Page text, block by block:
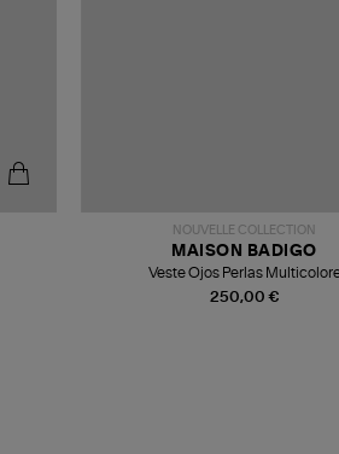
NOUVELLE COLLECTION
250,00 €
MAISON BADIGO
Veste Ojos Perlas